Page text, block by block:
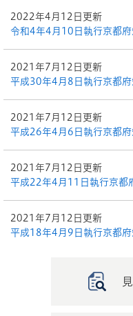
2022年4月12日更新
令和4年4月10日執行京都
2021年7月12日更新
平成30年4月8日執行京都
2021年7月12日更新
平成26年4月6日執行京都
2021年7月12日更新
平成22年4月11日執行京都
2021年7月12日更新
平成18年4月9日執行京都